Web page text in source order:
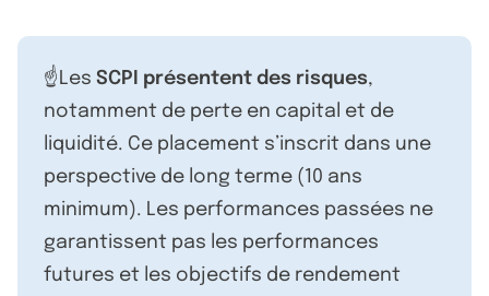
☝️Les SCPI présentent des risques,
notamment de perte en capital et de
liquidité. Ce placement s’inscrit dans une
perspective de long terme (10 ans
minimum). Les performances passées ne
garantissent pas les performances
futures et les objectifs de rendement